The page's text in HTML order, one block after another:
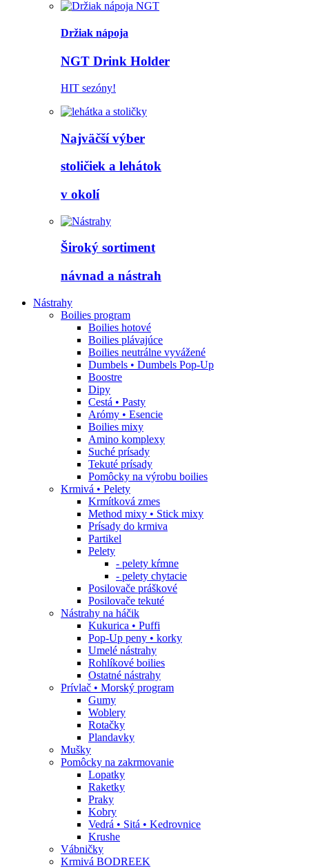
Držiak nápoja
NGT Drink Holder
HIT sezóny!
Najväčší výber
stoličiek a lehátok
v okolí
Široký sortiment
návnad a nástrah
Nástrahy
Boilies program
Boilies hotové
Boilies plávajúce
Boilies neutrálne vyvážené
Dumbels • Dumbels Pop-Up
Boostre
Dipy
Cestá • Pasty
Arómy • Esencie
Boilies mixy
Amino komplexy
Suché prísady
Tekuté prísady
Pomôcky na výrobu boilies
Krmivá • Pelety
Krmítková zmes
Method mixy • Stick mixy
Prísady do krmiva
Partikel
Pelety
- pelety kŕmne
- pelety chytacie
Posilovače práškové
Posilovače tekuté
Nástrahy na háčik
Kukurica • Puffi
Pop-Up peny • korky
Umelé nástrahy
Rohlíkové boilies
Ostatné nástrahy
Prívlač • Morský program
Gumy
Woblery
Rotačky
Plandavky
Mušky
Pomôcky na zakrmovanie
Lopatky
Raketky
Praky
Kobry
Vedrá • Sitá • Kedrovnice
Krushe
Vábničky
Krmivá BODREEK